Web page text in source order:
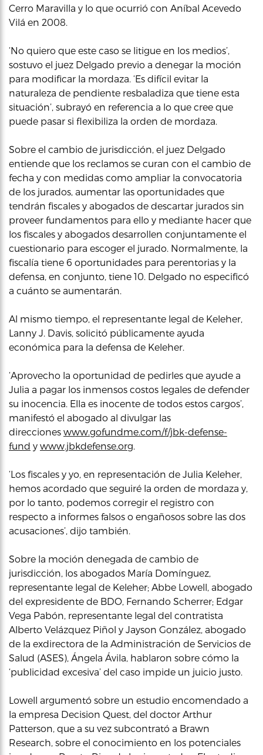
Cerro Maravilla y lo que ocurrió con Aníbal Acevedo
Vilá en 2008.
‘No quiero que este caso se litigue en los medios’,
sostuvo el juez Delgado previo a denegar la moción
para modificar la mordaza. ‘Es difícil evitar la
naturaleza de pendiente resbaladiza que tiene esta
situación’, subrayó en referencia a lo que cree que
puede pasar si flexibiliza la orden de mordaza.
Sobre el cambio de jurisdicción, el juez Delgado
entiende que los reclamos se curan con el cambio de
fecha y con medidas como ampliar la convocatoria
de los jurados, aumentar las oportunidades que
tendrán fiscales y abogados de descartar jurados sin
proveer fundamentos para ello y mediante hacer que
los fiscales y abogados desarrollen conjuntamente el
cuestionario para escoger el jurado. Normalmente, la
fiscalía tiene 6 oportunidades para perentorias y la
defensa, en conjunto, tiene 10. Delgado no especificó
a cuánto se aumentarán.
Al mismo tiempo, el representante legal de Keleher,
Lanny J. Davis, solicitó públicamente ayuda
económica para la defensa de Keleher.
‘Aprovecho la oportunidad de pedirles que ayude a
Julia a pagar los inmensos costos legales de defender
su inocencia. Ella es inocente de todos estos cargos’,
manifestó el abogado al divulgar las
direcciones www.gofundme.com/f/jbk-defense-
fund y www.jbkdefense.org
‘Los fiscales y yo, en representación de Julia Keleher,
hemos acordado que seguiré la orden de mordaza y,
por lo tanto, podemos corregir el registro con
respecto a informes falsos o engañosos sobre las dos
acusaciones’, dijo también.
Sobre la moción denegada de cambio de
jurisdicción, los abogados María Domínguez,
representante legal de Keleher; Abbe Lowell, abogado
del expresidente de BDO, Fernando Scherrer; Edgar
Vega Pabón, representante legal del contratista
Alberto Velázquez Piñol y Jayson González, abogado
de la exdirectora de la Administración de Servicios de
Salud (ASES), Ángela Ávila, hablaron sobre cómo la
‘publicidad excesiva’ del caso impide un juicio justo.
Lowell argumentó sobre un estudio encomendado a
la empresa Decision Quest, del doctor Arthur
Patterson, que a su vez subcontrató a Brawn
Research, sobre el conocimiento en los potenciales